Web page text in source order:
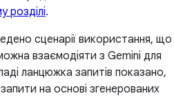
розділі.
сценарії використання, що
взаємодіяти з Gemini для
ланцюжка запитів показано,
на основі згенерованих